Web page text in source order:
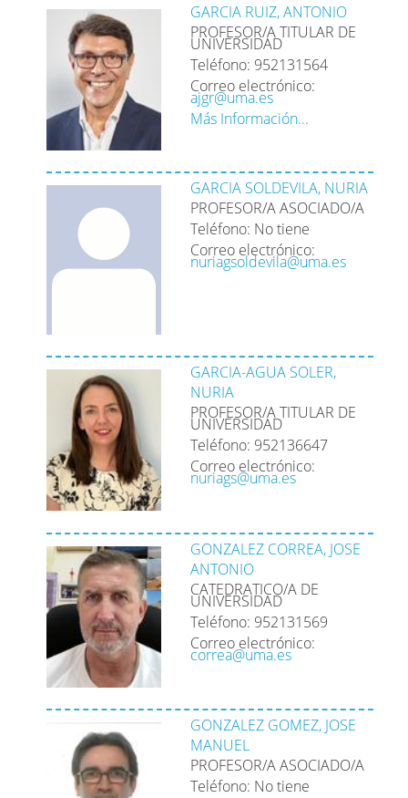
GARCIA RUIZ, ANTONIO
PROFESOR/A TITULAR DE
UNIVERSIDAD
Teléfono: 952131564
Correo electrónico:
ajgr@uma.es
Más Información...
GARCIA SOLDEVILA, NURIA
PROFESOR/A ASOCIADO/A
Teléfono: No tiene
Correo electrónico:
nuriagsoldevila@uma.es
GARCIA-AGUA SOLER,
NURIA
PROFESOR/A TITULAR DE
UNIVERSIDAD
Teléfono: 952136647
Correo electrónico:
nuriags@uma.es
GONZALEZ CORREA, JOSE
ANTONIO
CATEDRATICO/A DE
UNIVERSIDAD
Teléfono: 952131569
Correo electrónico:
correa@uma.es
GONZALEZ GOMEZ, JOSE
MANUEL
PROFESOR/A ASOCIADO/A
Teléfono: No tiene